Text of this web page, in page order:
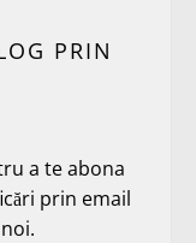
PRIN
a te abona
prin email